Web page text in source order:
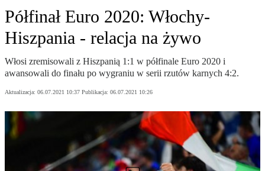
Półfinał Euro 2020: Włochy-
Hiszpania - relacja na żywo
Włosi zremisowali z Hiszpanią 1:1 w półfinale Euro 2020 i
awansowali do finału po wygraniu w serii rzutów karnych 4:2.
Aktualizacja: 06.07.2021 10:37 Publikacja: 06.07.2021 10:26